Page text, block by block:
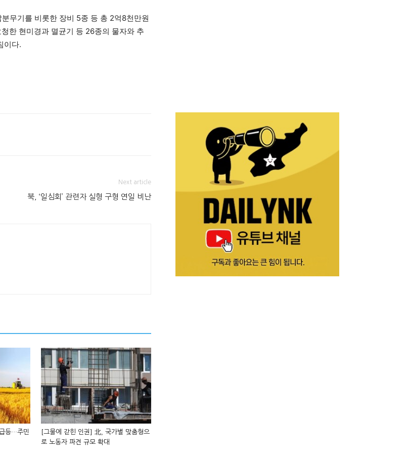
무기를 비롯한 장비 5종 등 총 2억8천만원
한 현미경과 멸균기 등 26종의 물자와 추
이다.
Next article
북, ‘일심회’ 관련자 실형 구형 연일 비난
등…주민
[그물에 갇힌 인권] 北, 국가별 맞춤형으
로 노동자 파견 규모 확대